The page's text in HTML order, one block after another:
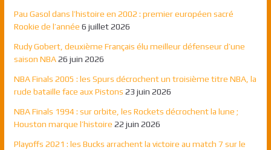
Pau Gasol dans l’histoire en 2002 : premier européen sacré
Rookie de l’année 6 juillet 2026
Rudy Gobert, deuxième Français élu meilleur défenseur d’une
saison NBA 26 juin 2026
NBA Finals 2005 : les Spurs décrochent un troisième titre NBA, la
rude bataille face aux Pistons 23 juin 2026
NBA Finals 1994 : sur orbite, les Rockets décrochent la lune ;
Houston marque l’histoire 22 juin 2026
Playoffs 2021 : les Bucks arrachent la victoire au match 7 sur le